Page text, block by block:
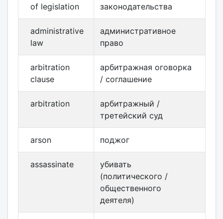
of legislation
законодательства
administrative
law
административное
право
arbitration
clause
арбитражная оговорка
/ соглашение
arbitration
арбитражный /
третейский суд
arson поджог
assassinate
убивать
(политического /
общественного
деятеля)